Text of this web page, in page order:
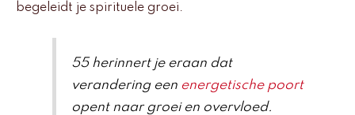
begeleidt je spirituele groei.
55 herinnert je eraan dat
verandering een energetische poort
opent naar groei en overvloed.